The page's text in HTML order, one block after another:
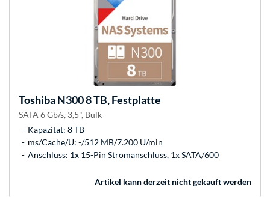
ToshibaN300 8 TB, Festplatte
SATA 6 Gb/s, 3,5", Bulk
Kapazität: 8 TB
ms/Cache/U: -/512 MB/7.200 U/min
Anschluss: 1x 15-Pin Stromanschluss, 1x SATA/600
Artikel kann derzeit nicht gekauft werden